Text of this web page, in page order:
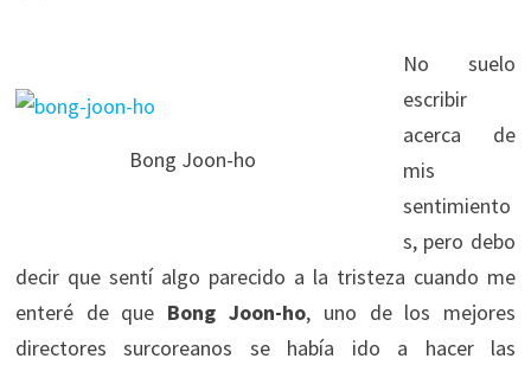
Bong Joon-ho
No suelo
escribir
acerca de
mis
sentimiento
s, pero debo
decir que sentí algo parecido a la tristeza cuando me
enteré de que Bong Joon-ho, uno de los mejores
directores surcoreanos se había ido a hacer las